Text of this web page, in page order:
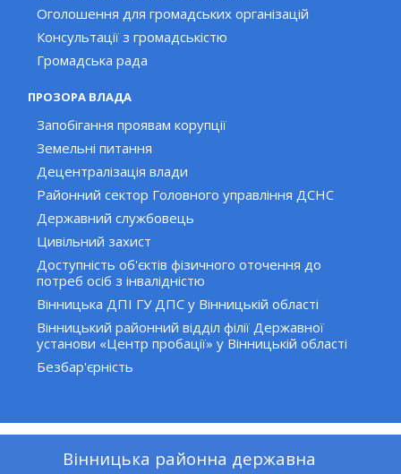
Оголошення для громадських організацій
Консультації з громадськістю
Громадська рада
ПРОЗОРА ВЛАДА
Запобігання проявам корупції
Земельні питання
Децентралізація влади
Районний сектор Головного управління ДСНС
Державний службовець
Цивільний захист
Доступність об'єктів фізичного оточення до
потреб осіб з інвалідністю
Вінницька ДПІ ГУ ДПС у Вінницькій області
Вінницький районний відділ філії Державної
установи «Центр пробації» у Вінницькій області
Безбар'єрність
Вінницька районна державна